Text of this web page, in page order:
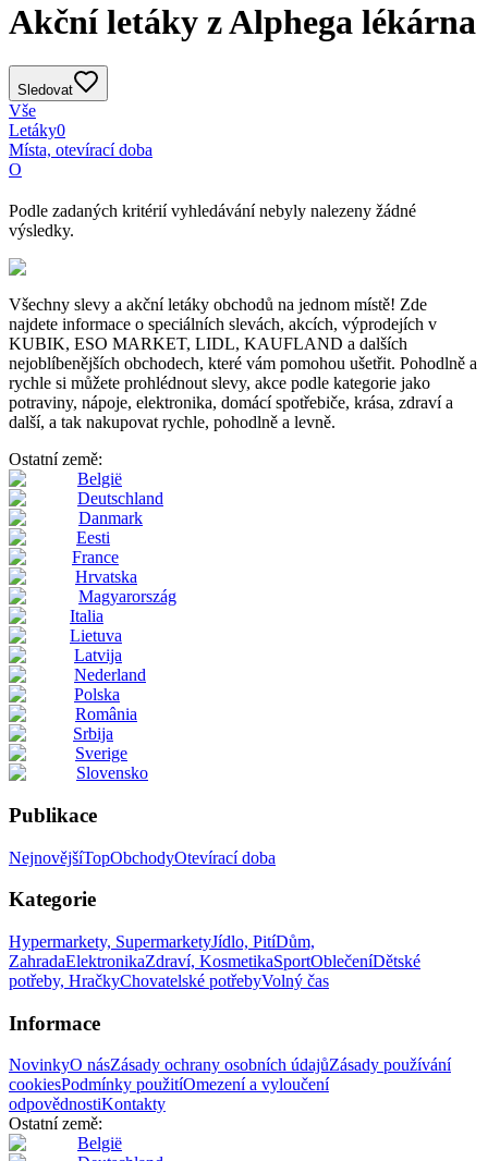
Akční letáky z Alphega lékárna
Sledovat
Vše
Letáky0
Místa, otevírací doba
O
Podle zadaných kritérií vyhledávání nebyly nalezeny žádné
výsledky.
Všechny slevy a akční letáky obchodů na jednom místě! Zde
najdete informace o speciálních slevách, akcích, výprodejích v
KUBIK, ESO MARKET, LIDL, KAUFLAND a dalších
nejoblíbenějších obchodech, které vám pomohou ušetřit. Pohodlně a
rychle si můžete prohlédnout slevy, akce podle kategorie jako
potraviny, nápoje, elektronika, domácí spotřebiče, krása, zdraví a
další, a tak nakupovat rychle, pohodlně a levně.
Ostatní země:
België
Deutschland
Danmark
Eesti
France
Hrvatska
Magyarország
Italia
Lietuva
Latvija
Nederland
Polska
România
Srbija
Sverige
Slovensko
Publikace
NejnovějšíTopObchodyOtevírací doba
Kategorie
Hypermarkety, SupermarketyJídlo, PitíDům,
ZahradaElektronikaZdraví, KosmetikaSportOblečeníDětské
potřeby, HračkyChovatelské potřebyVolný čas
Informace
NovinkyO násZásady ochrany osobních údajůZásady používání
cookiesPodmínky použitíOmezení a vyloučení
odpovědnostiKontakty
Ostatní země:
België